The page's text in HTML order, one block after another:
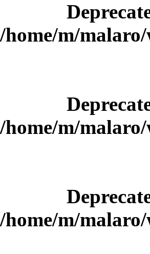
/home/m/
/home/m/
/home/m/